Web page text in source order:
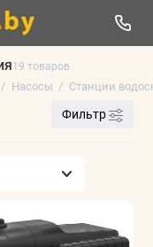
19 товаров
Насосы Станции
Фильтр